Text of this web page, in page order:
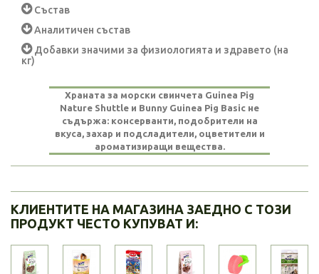
Състав
Аналитичен състав
Добавки значими за физиологията и здравето (на
кг)
Храната за морски свинчета Guinea Pig
Nature Shuttle и Bunny Guinea Pig Basic не
съдържа: консерванти, подобрители на
вкуса, захар и подсладители, оцветители и
ароматизиращи вещества.
КЛИЕНТИТЕ НА МАГАЗИНА ЗАЕДНО С ТОЗИ
ПРОДУКТ ЧЕСТО КУПУВАТ И: